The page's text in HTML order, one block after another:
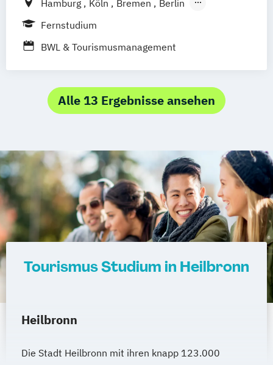
Tourismusmanagement (DE/EN)
Hamburg Köln Bremen
Berlin
Göttingen
Fernstudium
BWL & Tourismusmanagement
Alle 13 Ergebnisse ansehen
Tourismus Studium in Heilbronn
Heilbronn
Die Stadt Heilbronn mit ihren knapp 123.000